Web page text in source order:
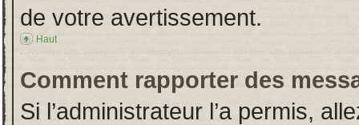
de votre avertissement.
Haut
Comment rapporter des
Si l’administrateur l’a permis,